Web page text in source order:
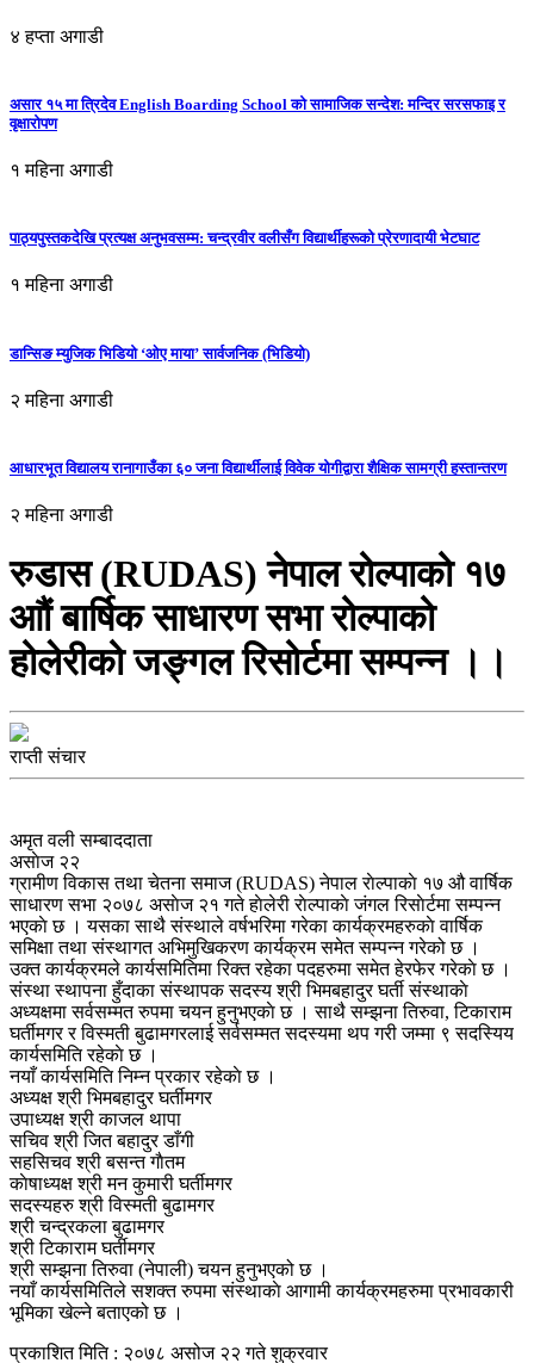
४ हप्ता अगाडी
असार १५ मा त्रिदेव English Boarding School को सामाजिक सन्देश: मन्दिर सरसफाइ र
वृक्षारोपण
१ महिना अगाडी
पाठ्यपुस्तकदेखि प्रत्यक्ष अनुभवसम्म: चन्द्रवीर वलीसँग विद्यार्थीहरूको प्रेरणादायी भेटघाट
१ महिना अगाडी
डान्सिङ म्युजिक भिडियो ‘ओए माया’ सार्वजनिक (भिडियो)
२ महिना अगाडी
आधारभूत विद्यालय रानागाउँका ६० जना विद्यार्थीलाई विवेक योगीद्वारा शैक्षिक सामग्री हस्तान्तरण
२ महिना अगाडी
रुडास (RUDAS) नेपाल रोल्पाको १७
आौं बार्षिक साधारण सभा रोल्पाको
होलेरीको जङ्गल रिसोर्टमा सम्पन्न ।।
राप्ती संचार
अमृत वली सम्बाददाता
असाेज २२
ग्रामीण विकास तथा चेतना समाज (RUDAS) नेपाल राेल्पाकाे १७ औ वार्षिक
साधारण सभा २०७८ असाेज २१ गते हाेलेरी राेल्पाकाे जंगल रिसाेर्टमा सम्पन्न
भएकाे छ । यसका साथै संस्थाले वर्षभरिमा गरेका कार्यक्रमहरुकाे वार्षिक
समिक्षा तथा संस्थागत अभिमुखिकरण कार्यक्रम समेत सम्पन्न गरेको छ ।
उक्त कार्यक्रमले कार्यसमितिमा रिक्त रहेका पदहरुमा समेत हेरफेर गरेकाे छ ।
संस्था स्थापना हुँदाका संस्थापक सदस्य श्री भिमबहादुर घर्ती संस्थाकाे
अध्यक्षमा सर्वसम्मत रुपमा चयन हुनुभएकाे छ । साथै सम्झना तिरुवा, टिकाराम
घर्तीमगर र विस्मती बुढामगरलाई सर्वसम्मत सदस्यमा थप गरी जम्मा ९ सदस्यिय
कार्यसमिति रहेकाे छ ।
नयाँ कार्यसमिति निम्न प्रकार रहेकाे छ ।
अध्यक्ष श्री भिमबहादुर घर्तीमगर
उपाध्यक्ष श्री काजल थापा
सचिव श्री जित बहादुर डाँगी
सहसिचव श्री बसन्त गाैतम
काेषाध्यक्ष श्री मन कुमारी घर्तीमगर
सदस्यहरु श्री विस्मती बुढामगर
श्री चन्द्रकला बुढामगर
श्री टिकाराम घर्तीमगर
श्री सम्झना तिरुवा (नेपाली) चयन हुनुभएको छ ।
नयाँ कार्यसमितिले सशक्त रुपमा संस्थाकाे आगामी कार्यक्रमहरुमा प्रभावकारी
भूमिका खेल्ने बताएको छ ।
प्रकाशित मिति : २०७८ असोज २२ गते शुक्रवार